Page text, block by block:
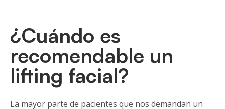
¿Cuándo es
recomendable un
lifting facial?
La mayor parte de pacientes que nos demandan un